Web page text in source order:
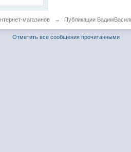
магазинов → Публикации
Отметить все сообщения прочитанными